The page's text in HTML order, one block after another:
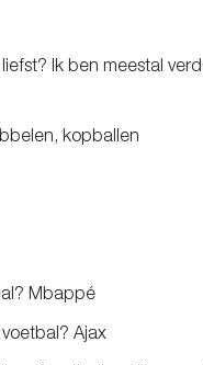
Ik ben meestal
kopballen
Mbappé
Ajax